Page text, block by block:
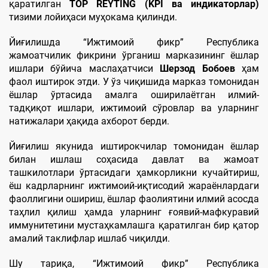
қаратилганTOP REYTING (KPI ва индикаторлар)
тизими лойиҳаси муҳокама қилинди.
Йиғилишда “Ижтимоий фикр” Республика
жамоатчилик фикрини ўрганиш марказининг ёшлар
ишлари бўйича маслаҳатчиси Шерзод Бобоевҳам
фаол иштирок этди. У ўз чиқишида марказ томонидан
ёшлар ўртасида амалга оширилаётган илмий-
тадқиқот ишлари, ижтимоий сўровлар ва уларнинг
натижалари ҳақида ахборот берди.
Йиғилиш якунида иштирокчилар томонидан ёшлар
билан ишлаш соҳасида давлат ва жамоат
ташкилотлари ўртасидаги ҳамкорликни кучайтириш,
ёш кадрларнинг ижтимоий-иқтисодий жараёнлардаги
фаоллигини ошириш, ёшлар фаолиятини илмий асосда
таҳлил қилиш ҳамда уларнинг ғоявий-мафкуравий
иммунитетини мустаҳкамлашга қаратилган бир қатор
амалий таклифлар ишлаб чиқилди.
Шу тариқа, “Ижтимоий фикр” Республика